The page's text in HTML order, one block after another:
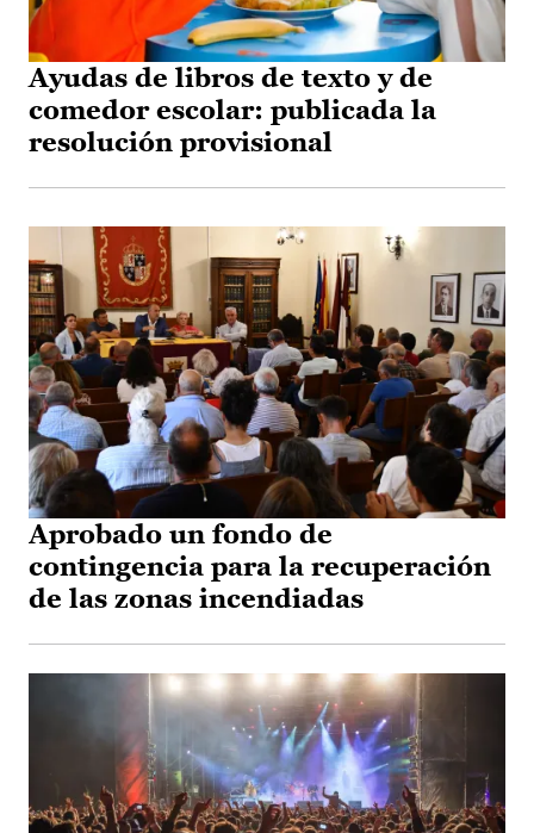
Ayudas de libros de texto y de
comedor escolar: publicada la
resolución provisional
Aprobado un fondo de
contingencia para la recuperación
de las zonas incendiadas